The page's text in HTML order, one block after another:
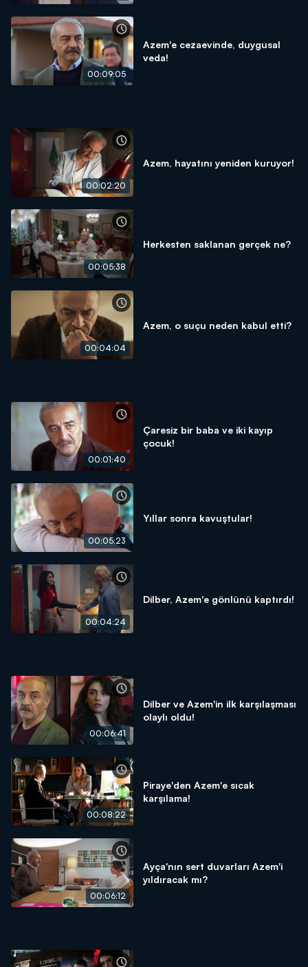
00:09:05
Azem'e cezaevinde, duygusal
veda!
00:02:20
Azem, hayatını yeniden kuruyor!
00:05:38
Herkesten saklanan gerçek ne?
00:04:04
Azem, o suçu neden kabul etti?
00:01:40
Çaresiz bir baba ve iki kayıp
çocuk!
00:05:23
Yıllar sonra kavuştular!
00:04:24
Dilber, Azem'e gönlünü kaptırdı!
00:06:41
Dilber ve Azem'in ilk karşılaşması
olaylı oldu!
00:08:22
Piraye'den Azem'e sıcak
karşılama!
00:06:12
Ayça'nın sert duvarları Azem'i
yıldıracak mı?